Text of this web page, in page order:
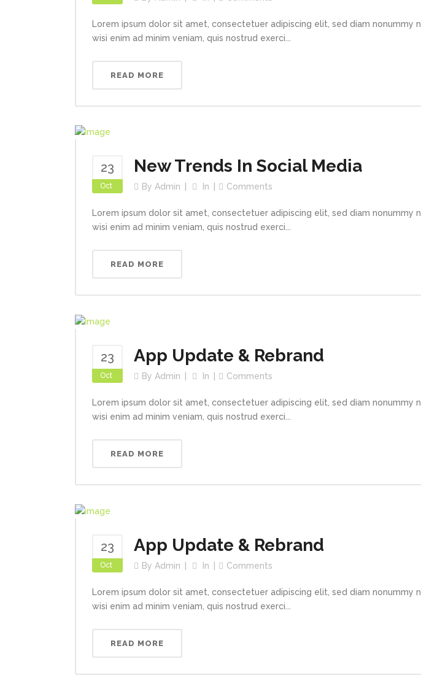
Lorem ipsum dolor sit amet, consectetuer adipiscing elit, sed diam
wisi enim ad minim veniam, quis nostrud exerci...
READ MORE
23
Oct
New Trends In Social Media
By Admin In Comments
Lorem ipsum dolor sit amet, consectetuer adipiscing elit, sed diam
wisi enim ad minim veniam, quis nostrud exerci...
READ MORE
23
Oct
App Update & Rebrand
By Admin In Comments
Lorem ipsum dolor sit amet, consectetuer adipiscing elit, sed diam
wisi enim ad minim veniam, quis nostrud exerci...
READ MORE
23
Oct
App Update & Rebrand
By Admin In Comments
Lorem ipsum dolor sit amet, consectetuer adipiscing elit, sed diam
wisi enim ad minim veniam, quis nostrud exerci...
READ MORE